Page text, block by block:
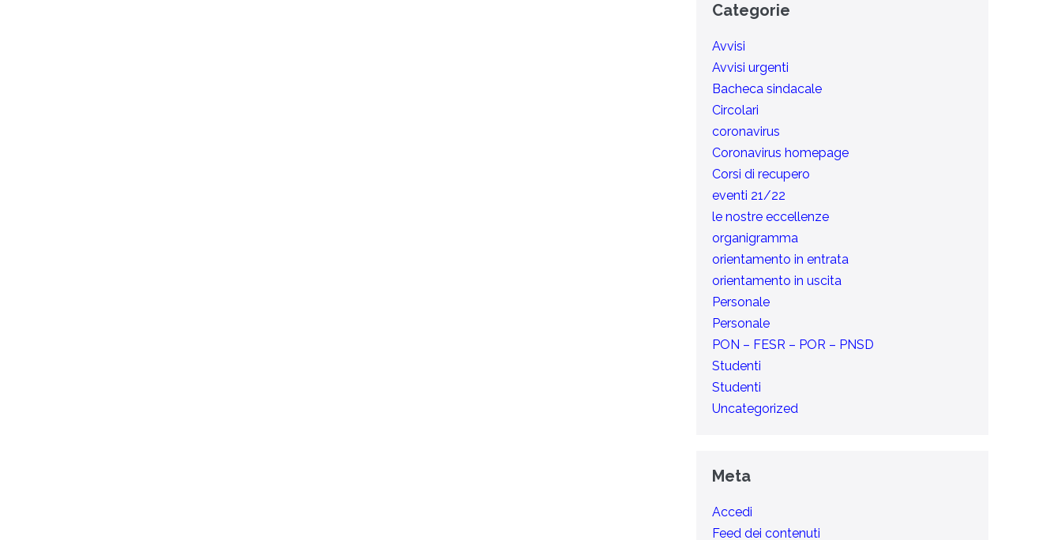
Categorie
Avvisi
Avvisi urgenti
Bacheca sindacale
Circolari
coronavirus
Coronavirus homepage
Corsi di recupero
eventi 21/22
le nostre eccellenze
organigramma
orientamento in entrata
orientamento in uscita
Personale
Personale
PON – FESR – POR – PNSD
Studenti
Studenti
Uncategorized
Meta
Accedi
Feed dei contenuti